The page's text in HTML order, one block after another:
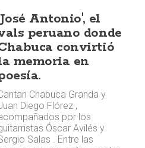
Antonio', el
peruano donde
convirtió
memoria en
Chabuca Granda y
Diego Flórez ,
por los
Óscar Avilés y
Salas . Entre las